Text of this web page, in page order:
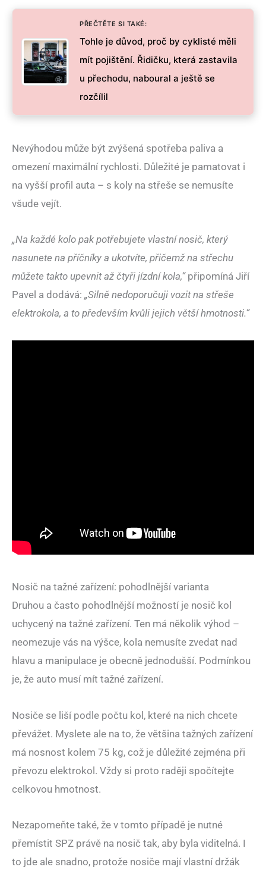
PŘEČTĚTE SI TAKÉ:
Tohle je důvod, proč by cyklisté měli
mít pojištění. Řidičku, která zastavila
u přechodu, naboural a ještě se
rozčílil
Nevýhodou může být zvýšená spotřeba paliva a
omezení maximální rychlosti. Důležité je pamatovat i
na vyšší profil auta – s koly na střeše se nemusíte
všude vejít.
„Na každé kolo pak potřebujete vlastní nosič, který
nasunete na příčníky a ukotvíte, přičemž na střechu
můžete takto upevnit až čtyři jízdní kola,“připomíná Jiří
Pavel a dodává: „Silně nedoporučuji vozit na střeše
elektrokola, a to především kvůli jejich větší hmotnosti.“
Nosič na tažné zařízení: pohodlnější varianta
Druhou a často pohodlnější možností je nosič kol
uchycený na tažné zařízení. Ten má několik výhod –
neomezuje vás na výšce, kola nemusíte zvedat nad
hlavu a manipulace je obecně jednodušší. Podmínkou
je, že auto musí mít tažné zařízení.
Nosiče se liší podle počtu kol, které na nich chcete
převážet. Myslete ale na to, že většina tažných zařízení
má nosnost kolem 75 kg, což je důležité zejména při
převozu elektrokol. Vždy si proto raději spočítejte
celkovou hmotnost.
Nezapomeňte také, že v tomto případě je nutné
přemístit SPZ právě na nosič tak, aby byla viditelná. I
to jde ale snadno, protože nosiče mají vlastní držák